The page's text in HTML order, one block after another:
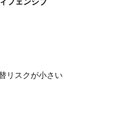
フェンシブ
リスクが小さい